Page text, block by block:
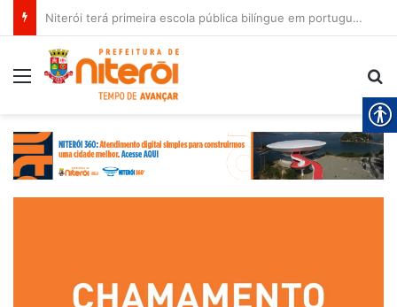
Niterói terá primeira escola pública bilíngue em português e espanhol
Menu